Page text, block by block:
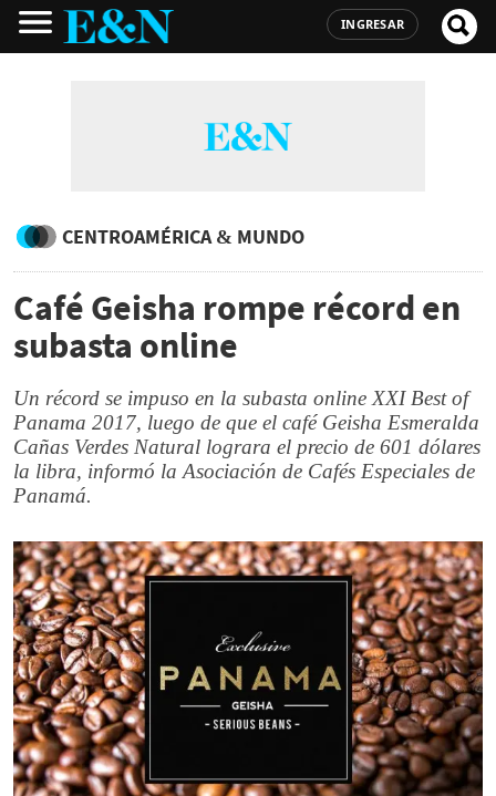
INGRESAR
CENTROAMÉRICA & MUNDO
Café Geisha rompe récord en
subasta online
Un récord se impuso en la subasta online XXI Best of
Panama 2017, luego de que el café Geisha Esmeralda
Cañas Verdes Natural lograra el precio de 601 dólares
la libra, informó la Asociación de Cafés Especiales de
Panamá.